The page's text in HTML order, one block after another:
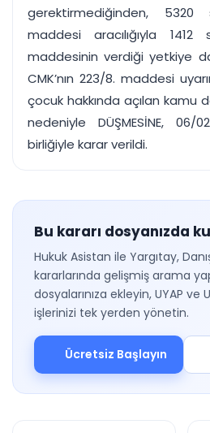
gerektirmediğinden, 5320
maddesi aracılığıyla 1412
maddesinin verdiği yetkiye
CMK’nın 223/8. maddesi
çocuk hakkında açılan kamu
nedeniyle DÜŞMESİNE,
birliğiyle karar verildi.
Bu kararı dosyanızda
Hukuk Asistan ile Yargıtay,
kararlarında gelişmiş arama
dosyalarınıza ekleyin, UYAP ve
işlerinizi tek yerden yönetin.
Ücretsiz Başlayın